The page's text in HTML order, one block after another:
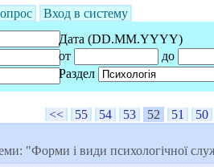
Вход в систему
Дата (DD.MM.YYYY)
от
до
Раздел
<< 55 54 53 52 51 50
"Форми і види психологічної